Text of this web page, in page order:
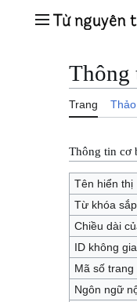
Trình đơn chính
Thông
Trang
Thông tin cơ
Tên hiển thị
Từ khóa
Chiều dài
ID không
Mã số trang
Ngôn ngữ